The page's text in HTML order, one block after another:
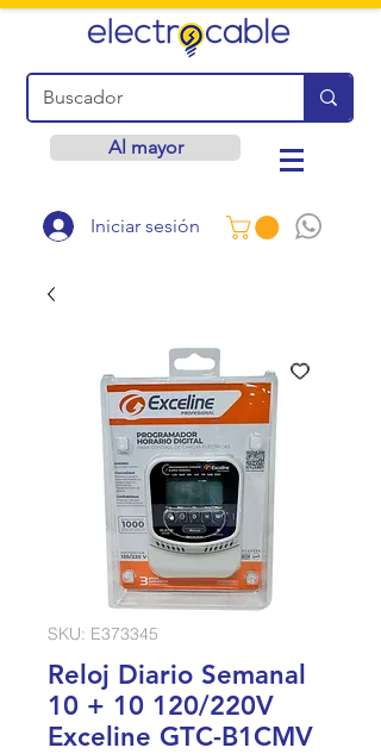
Al mayor
Iniciar sesión
SKU: E373345
Reloj Diario Semanal
10 + 10 120/220V
Exceline GTC-B1CMV